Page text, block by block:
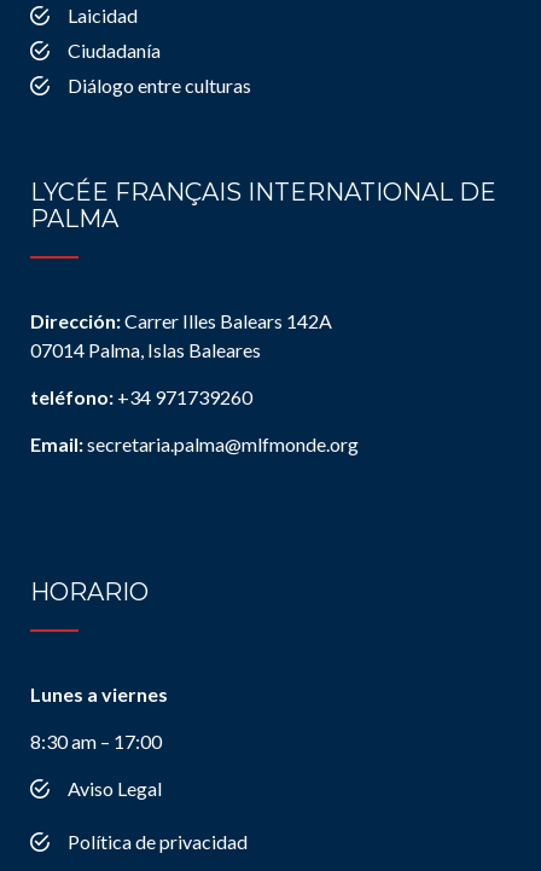
Laicidad
Ciudadanía
Diálogo entre culturas
LYCÉE FRANÇAIS INTERNATIONAL DE
PALMA
Dirección:Carrer Illes Balears 142A
07014 Palma, Islas Baleares
teléfono: +34 971739260
Email:secretaria.palma@mlfmonde.org
HORARIO
Lunes a viernes
8:30 am – 17:00
Aviso Legal
Política de privacidad